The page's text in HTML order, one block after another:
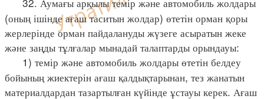
(оның ішінде ағаш таситын жолдар) өтетін орман қоры
жерлерінде орман пайдалануды жүзеге асыратын жеке
және заңды тұлғалар мынадай талаптарды орындауы:
1) темір және автомобиль жолдары өтетін белдеу
бойының жиектерін ағаш қалдықтарынан, тез жанатын
материалдардан тазартылған күйінде ұстауы керек. Ағаш